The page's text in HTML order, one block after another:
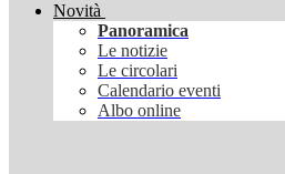
Novità
Panoramica
Le notizie
Le circolari
Calendario eventi
Albo online